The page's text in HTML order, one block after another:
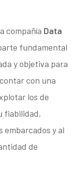
compañía Data
fundamental
y objetiva para
con una
los de
fiabilidad,
embarcados y al
de